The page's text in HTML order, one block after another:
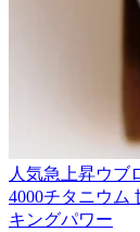
人気急上昇ウブ
4000チタニウム
キングパワー